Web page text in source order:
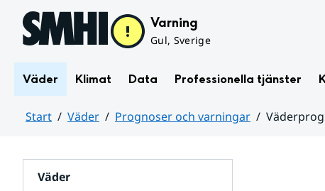
Hoppa till sidans innehåll Varning
Gul, Sverige
Väder Klimat Data Professionella tjänster
Start Väder Prognoser och varningar
Väder
för
varningar